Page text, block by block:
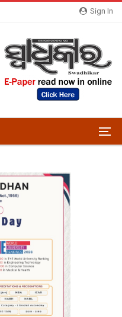
Sign In